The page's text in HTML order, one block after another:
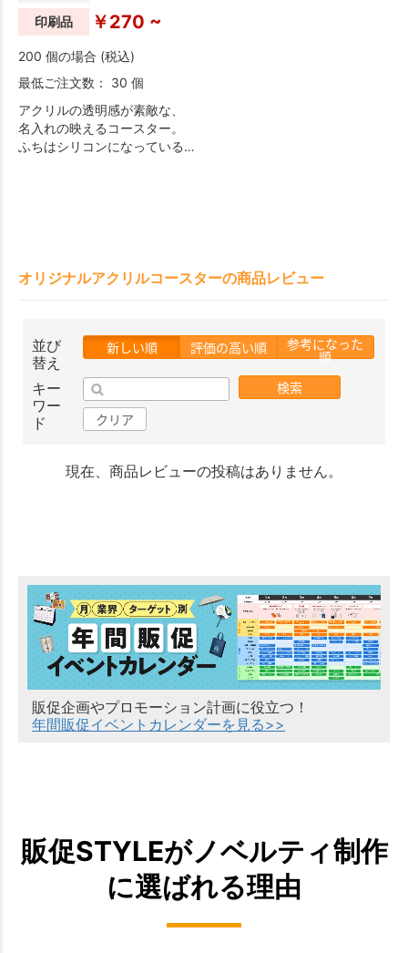
印刷品 ￥270 ~
200 個の場合 (税込)
最低ご注文数： 30 個
アクリルの透明感が素敵な、
名入れの映えるコースター。
ふちはシリコンになっている
オリジナルアクリルコースターの商品レビュー
並び
替え
新しい順 評価の高い順 参考になった
順
キー
ワー
ド
検索
クリア
現在、商品レビューの投稿はありません。
販促企画やプロモーション計画に役立つ！
年間販促イベントカレンダーを見る>>
販促STYLEがノベルティ制作
に選ばれる理由